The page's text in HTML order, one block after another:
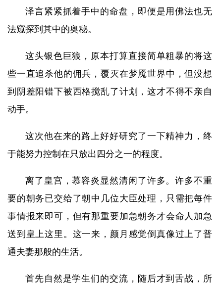
泽言紧紧抓着手中的命盘，即便是用佛法也无
法窥探到其中的奥秘。
这头银色巨狼，原本打算直接简单粗暴的将这
些一直追杀他的佣兵，覆灭在梦魇世界中，但没想
到阴差阳错下被西格搅乱了计划，这才不得不亲自
动手。
这次他在来的路上好好研究了一下精神力，终
于能努力控制在只放出四分之一的程度。
离了皇宫，慕容炎显然清闲了许多。许多不重
要的朝务已交给了朝中几位大臣处理，只需把每件
事情报来即可，但有那重要加急朝务才会命人加急
送到皇上这里。这一来，颜月感觉倒真像过上了普
通夫妻那般的生活。
首先自然是学生们的交流，随后才到舌战，所